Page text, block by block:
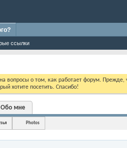
ссылки
вопросы о том, как работает форум.
хотите посетить. Спасибо!
Обо мне
Photos